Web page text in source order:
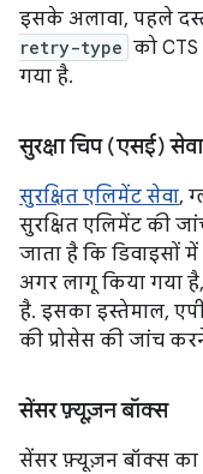
इसके अलावा, पहले
retry-type को
गया है.
सुरक्षा चिप (एसई) सेवा
सुरक्षित एलिमेंट सेवा,
सुरक्षित एलिमेंट की
जाता है कि डिवाइसों
अगर लागू किया गया
है. इसका इस्तेमाल,
की प्रोसेस की जांच
सेंसर फ़्यूज़न बॉक्स
सेंसर फ़्यूज़न बॉक्स का